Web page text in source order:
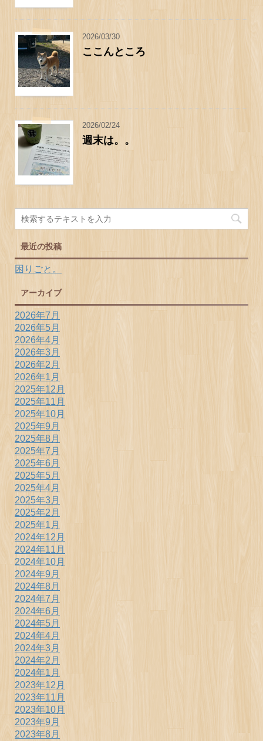
2026/03/30
ここんところ
2026/02/24
週末は。。
最近の投稿
困りごと。
アーカイブ
2026年7月
2026年5月
2026年4月
2026年3月
2026年2月
2026年1月
2025年12月
2025年11月
2025年10月
2025年9月
2025年8月
2025年7月
2025年6月
2025年5月
2025年4月
2025年3月
2025年2月
2025年1月
2024年12月
2024年11月
2024年10月
2024年9月
2024年8月
2024年7月
2024年6月
2024年5月
2024年4月
2024年3月
2024年2月
2024年1月
2023年12月
2023年11月
2023年10月
2023年9月
2023年8月